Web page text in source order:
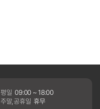
평일 09:00 ~ 18:00
주말,공휴일 휴무